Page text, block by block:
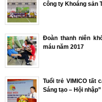
công ty Khoáng sản
Đoàn thanh niên
máu năm 2017
Tuổi trẻ VIMICO tất
Sáng tạo – Hội